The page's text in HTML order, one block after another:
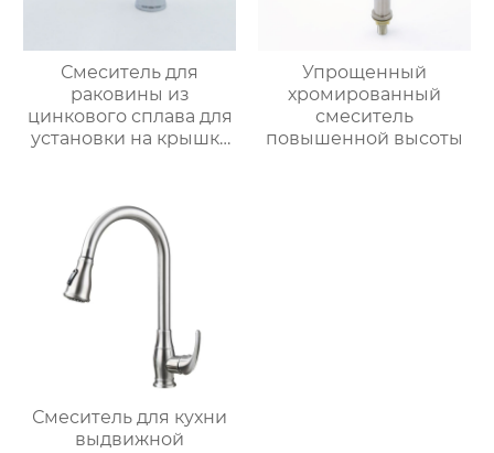
Смеситель для
раковины из
цинкового сплава для
установки на крышку
Упрощенный
хромированный
смеситель
повышенной высоты
Смеситель для кухни
выдвижной